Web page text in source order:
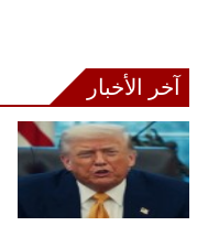
آخر الأخبار